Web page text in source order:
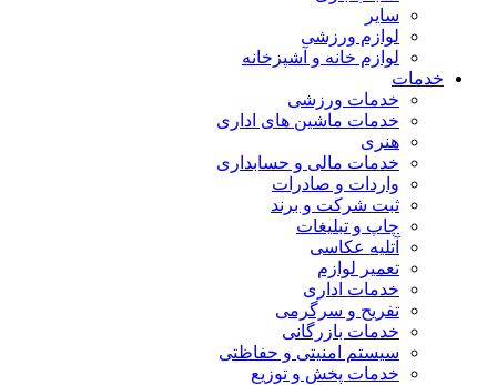
سایر
لوازم ورزشی
لوازم خانه و آشپزخانه
خدمات
خدمات ورزشی
خدمات ماشین های اداری
هنری
خدمات مالی و حسابداری
واردات و صادرات
ثبت شرکت و برند
چاپ و تبلیغات
آتلیه عکاسی
تعمیر لوازم
خدمات اداری
تفریح و سرگرمی
خدمات بازرگانی
سیستم امنیتی و حفاظتی
خدمات پخش و توزیع